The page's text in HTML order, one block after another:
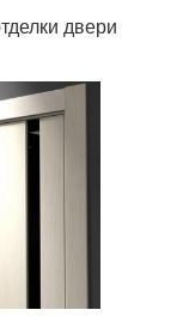
двери